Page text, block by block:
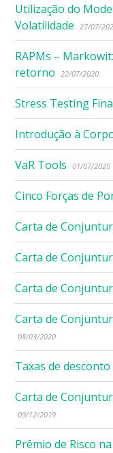
Utilização do
Volatilidade
27/07/
RAPMs –
retorno
22/07/2020
Stress Testing
Introdução à
VaR Tools 01/07/2020
Cinco Forças de
Carta de
Carta de
Carta de
Carta de
08/03/2020
Taxas de
Carta de
09/12/2019
Prêmio de Risco